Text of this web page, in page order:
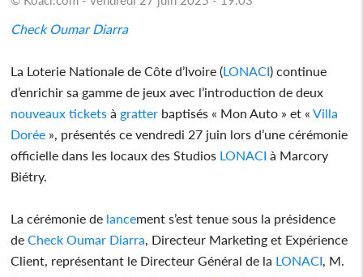
Check Oumar Diarra
La Loterie Nationale de Côte d’Ivoire (LONACI) continue
d’enrichir sa gamme de jeux avec l’introduction de deux
nouveaux tickets à gratter baptisés « Mon Auto » et « Villa
Dorée », présentés ce vendredi 27 juin lors d’une cérémonie
officielle dans les locaux des Studios LONACI à Marcory
Biétry.
La cérémonie de lancement s’est tenue sous la présidence
deCheck Oumar Diarra , Directeur Marketing et Expérience
Client, représentant le Directeur Général de la LONACI , M.